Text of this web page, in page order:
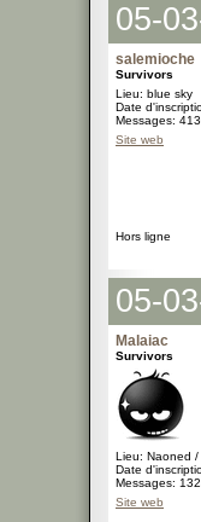
05-
salemioche
Survivors
Lieu: blue sky
Date
Messages:
Site web
Hors ligne
05-
Malaiac
Survivors
Lieu: Naoned /
Date
Messages:
Site web